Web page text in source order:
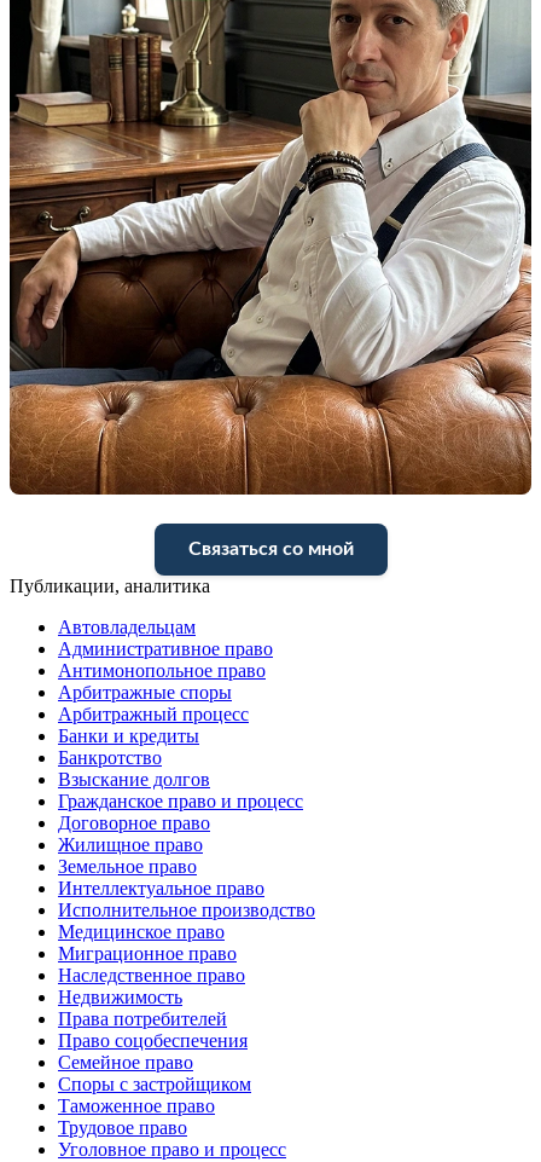
Связаться со мной
Публикации, аналитика
Автовладельцам
Административное право
Антимонопольное право
Арбитражные споры
Арбитражный процесс
Банки и кредиты
Банкротство
Взыскание долгов
Гражданское право и процесс
Договорное право
Жилищное право
Земельное право
Интеллектуальное право
Исполнительное производство
Медицинское право
Миграционное право
Наследственное право
Недвижимость
Права потребителей
Право соцобеспечения
Семейное право
Споры с застройщиком
Таможенное право
Трудовое право
Уголовное право и процесс